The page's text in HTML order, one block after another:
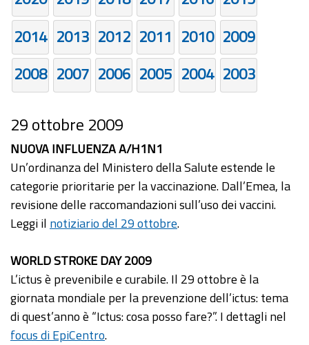
2014 2013 2012 2011 2010 2009
2008 2007 2006 2005 2004 2003
29 ottobre 2009
NUOVA INFLUENZA A/H1N1
Un’ordinanza del Ministero della Salute estende le
categorie prioritarie per la vaccinazione. Dall’Emea, la
revisione delle raccomandazioni sull’uso dei vaccini.
Leggi il notiziario del 29 ottobre.
WORLD STROKE DAY 2009
L’ictus è prevenibile e curabile. Il 29 ottobre è la
giornata mondiale per la prevenzione dell’ictus: tema
di quest’anno è “Ictus: cosa posso fare?”. I dettagli nel
focus di EpiCentro.